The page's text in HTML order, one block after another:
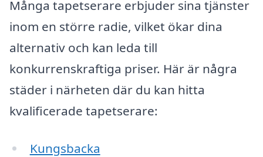
Många tapetserare erbjuder sina tjänster
inom en större radie, vilket ökar dina
alternativ och kan leda till
konkurrenskraftiga priser. Här är några
städer i närheten där du kan hitta
kvalificerade tapetserare:
Kungsbacka